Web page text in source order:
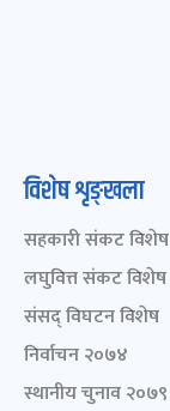
विशेष शृङ्खला
सहकारी संकट विशेष
लघुवित्त संकट विशेष
संसद् विघटन विशेष
निर्वाचन २०७४
स्थानीय चुनाव २०७९